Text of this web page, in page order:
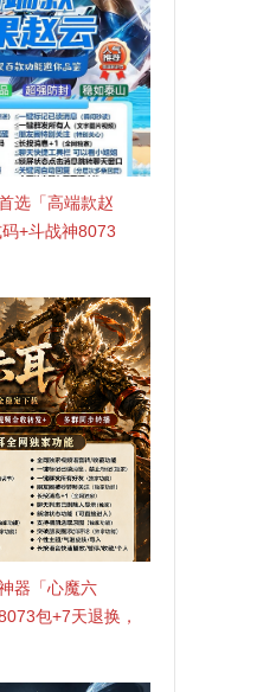
选「高端款赵
+斗战神8073
拍拍卡激活码
器「心魔六
包+7天退换，
码商城